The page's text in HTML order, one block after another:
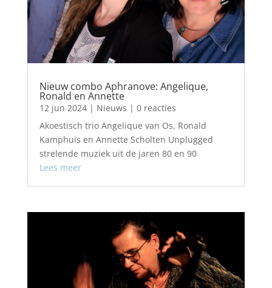
Nieuw combo Aphranove: Angelique,
Ronald en Annette
12 jun 2024| Nieuws | 0 reacties
Akoestisch trio Angelique van Os, Ronald
Kamphuis en Annette Scholten Unplugged
strelende muziek uit de jaren 80 en 90
Lees meer